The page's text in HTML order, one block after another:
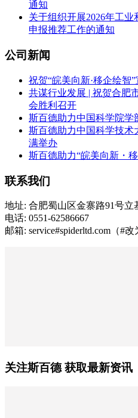
通知
关于组织开展2026年工
申报推荐工作的通知
公司新闻
祝贺“皖美向新·移企绘智
共谋行业发展 | 祝贺合肥
会胜利召开
斯百德助力中国科学院学
斯百德助力中国科学技术
满举办
斯百德助力“皖美向新・
联系我们
地址: 合肥蜀山区金寨路91号立
电话: 0551-62586667
邮箱: service#spiderltd.com（#改
关注斯百德 获取最新资讯